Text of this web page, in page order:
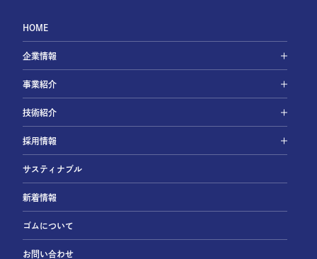
HOME
企業情報
事業紹介
技術紹介
採用情報
サスティナブル
新着情報
ゴムについて
お問い合わせ